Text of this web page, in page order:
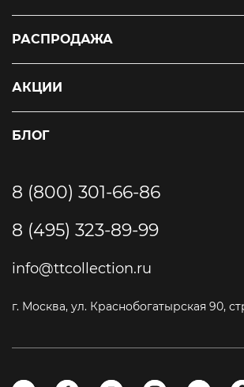
РАСПРОДАЖА
АКЦИИ
БЛОГ
8 (800) 301-66-86
8 (495) 323-89-99
info@ttcollection.ru
г. Москва, ул. Краснобогатырская 90,